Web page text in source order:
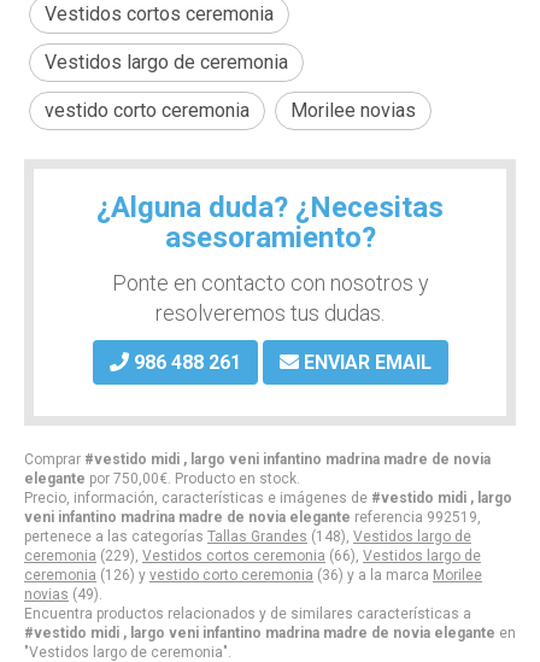
Comprar #vestido midi , largo veni infantino madrina madre de novia
elegante por 750,00€. Producto en stock.
Precio, información, características e imágenes de #vestido midi , largo
veni infantino madrina madre de novia elegante referencia 992519,
pertenece a las categorías Tallas Grandes (148), Vestidos largo de
ceremonia (229), Vestidos cortos ceremonia (66), Vestidos largo de
ceremonia (126) y vestido corto ceremonia (36) y a la marca Morilee
novias (49).
Encuentra productos relacionados y de similares características a
#vestido midi , largo veni infantino madrina madre de novia elegante en
"Vestidos largo de ceremonia".
Vestidos cortos ceremonia
Vestidos largo de ceremonia
vestido corto ceremonia Morilee novias
¿Alguna duda? ¿Necesitas
asesoramiento?
Ponte en contacto con nosotros y
resolveremos tus dudas.
986 488 261 ENVIAR EMAIL